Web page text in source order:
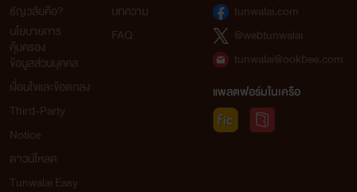
ธัญวลัยคือ?
นโยบายการ
คุ้มครอง
ข้อมูลส่วนบุคคล
เงื่อนไขและข้อตกลง
Third-Party
Notice
ดาวน์โหลด
Tunwalai Easy
บทความ
FAQ
tunwalai.com
@webtunwalai
tunwalai@ookbee.com
แพลตฟอร์มในเครือ